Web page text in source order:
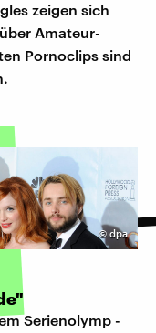
zeigen sich
Amateur-
Pornoclips sind
© dpa
Serienolymp -